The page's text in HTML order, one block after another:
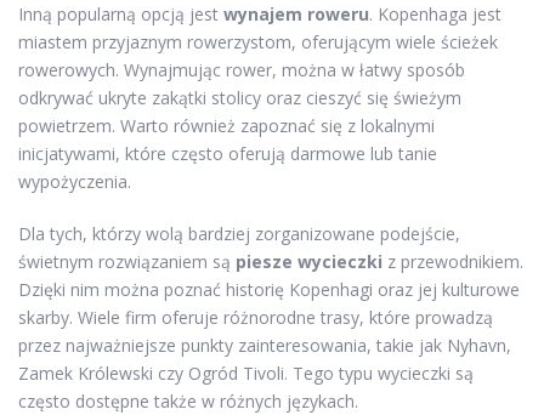
Inną popularną opcją jest wynajem roweru. Kopenhaga jest
miastem przyjaznym rowerzystom, oferującym wiele ścieżek
rowerowych. Wynajmując rower, można w łatwy sposób
odkrywać ukryte zakątki stolicy oraz cieszyć się świeżym
powietrzem. Warto również zapoznać się z lokalnymi
inicjatywami, które często oferują darmowe lub tanie
wypożyczenia.
Dla tych, którzy wolą bardziej zorganizowane podejście,
świetnym rozwiązaniem są piesze wycieczki z przewodnikiem.
Dzięki nim można poznać historię Kopenhagi oraz jej kulturowe
skarby. Wiele firm oferuje różnorodne trasy, które prowadzą
przez najważniejsze punkty zainteresowania, takie jak Nyhavn,
Zamek Królewski czy Ogród Tivoli. Tego typu wycieczki są
często dostępne także w różnych językach.